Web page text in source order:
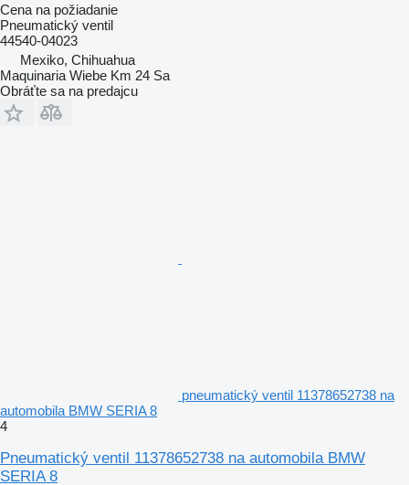
Cena na požiadanie
Pneumatický ventil
44540-04023
Mexiko, Chihuahua
Maquinaria Wiebe Km 24 Sa
Obráťte sa na predajcu
pneumatický ventil 11378652738 na
automobila BMW SERIA 8
4
Pneumatický ventil 11378652738 na automobila BMW
SERIA 8